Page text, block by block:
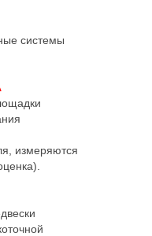
системы
измеряются